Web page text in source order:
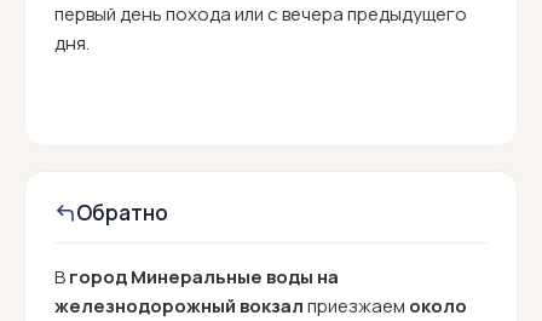
первый день похода или с вечера предыдущего
дня.
Обратно
Вгород Минеральные воды на
железнодорожный вокзалприезжаем около